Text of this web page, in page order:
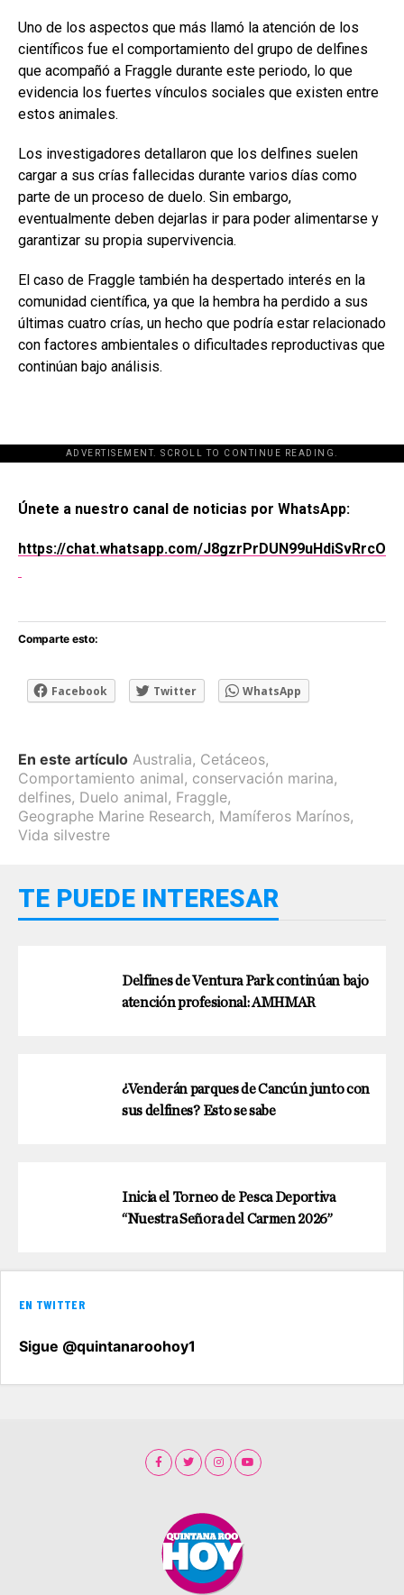
Uno de los aspectos que más llamó la atención de los
científicos fue el comportamiento del grupo de delfines
que acompañó a Fraggle durante este periodo, lo que
evidencia los fuertes vínculos sociales que existen entre
estos animales.
Los investigadores detallaron que los delfines suelen
cargar a sus crías fallecidas durante varios días como
parte de un proceso de duelo. Sin embargo,
eventualmente deben dejarlas ir para poder alimentarse y
garantizar su propia supervivencia.
El caso de Fraggle también ha despertado interés en la
comunidad científica, ya que la hembra ha perdido a sus
últimas cuatro crías, un hecho que podría estar relacionado
con factores ambientales o dificultades reproductivas que
continúan bajo análisis.
ADVERTISEMENT. SCROLL TO CONTINUE READING.
[adsforwp id="243463"]
Únete a nuestro canal de noticias por WhatsApp:
https://chat.whatsapp.com/J8gzrPrDUN99uHdiSvRrcO
Comparte esto:
Facebook Twitter WhatsApp
En este artículo Australia, Cetáceos,
Comportamiento animal, conservación marina,
delfines, Duelo animal, Fraggle,
Geographe Marine Research, Mamíferos Marínos,
Vida silvestre
TE PUEDE INTERESAR
Delfines de Ventura Park continúan bajo
atención profesional: AMHMAR
¿Venderán parques de Cancún junto con
sus delfines? Esto se sabe
Inicia el Torneo de Pesca Deportiva
“Nuestra Señora del Carmen 2026”
EN TWITTER
Sigue @quintanaroohoy1